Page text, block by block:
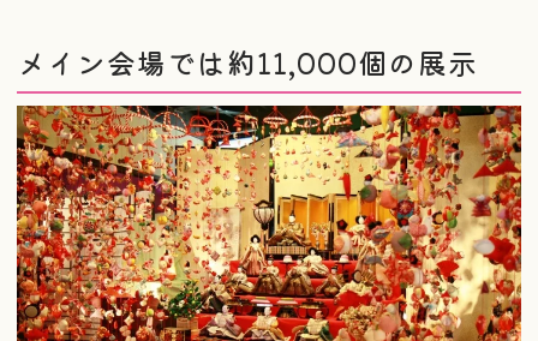
メイン会場では約11,000個の展示